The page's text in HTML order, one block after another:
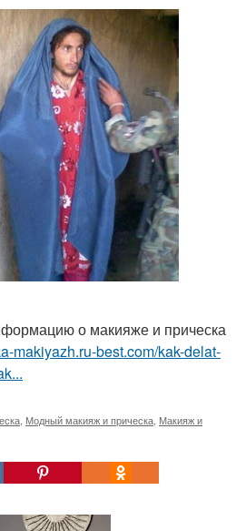
о макияже и прическа
makiyazh.ru-best.com/kak-delat-
Модный макияж и прическа Макияж и